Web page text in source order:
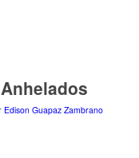
Edison Guapaz Zambrano